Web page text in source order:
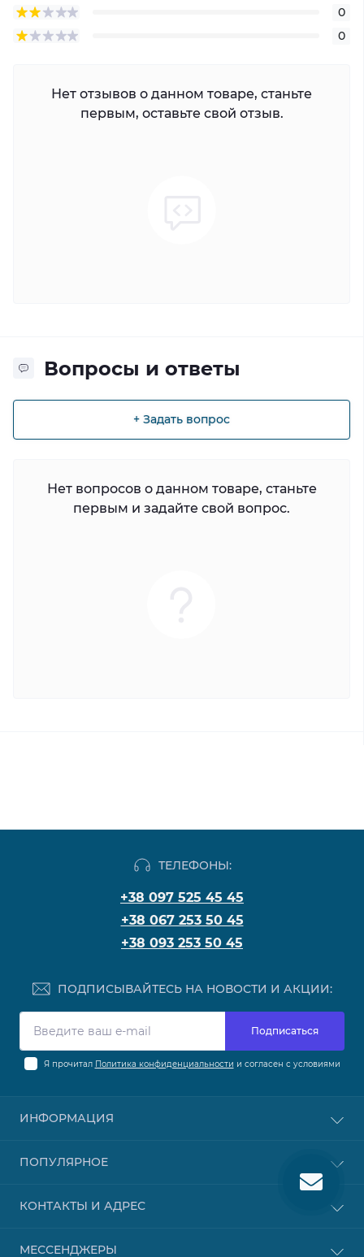
0
0
Нет отзывов о данном товаре, станьте
первым, оставьте свой отзыв.
Вопросы и ответы
+ Задать вопрос
Нет вопросов о данном товаре, станьте
первым и задайте свой вопрос.
ТЕЛЕФОНЫ:
+38 097 525 45 45
+38 067 253 50 45
+38 093 253 50 45
ПОДПИСЫВАЙТЕСЬ НА НОВОСТИ И АКЦИИ:
Подписаться
Я прочитал Политика конфиденциальности и согласен с условиями
ИНФОРМАЦИЯ
Доставка и оплата
Договор публичной оферты
Карта сайта
ПОПУЛЯРНОЕ
Ларингоскопы
Диагностическое оборудование
КОНТАКТЫ И АДРЕС
МЕССЕНДЖЕРЫ